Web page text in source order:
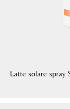
Latte solare spray